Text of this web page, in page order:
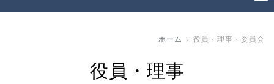
ホーム 役員・理事・委員会
役員・理事